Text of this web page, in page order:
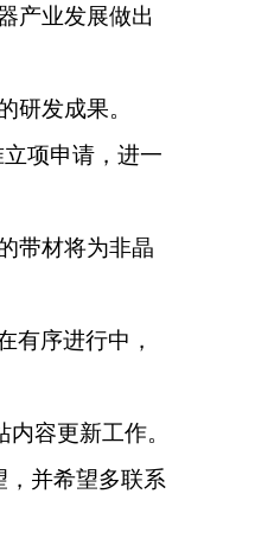
产业发展做出
研发成果。
项申请，进一
带材将为非晶
有序进行中，
内容更新工作。
并希望多联系